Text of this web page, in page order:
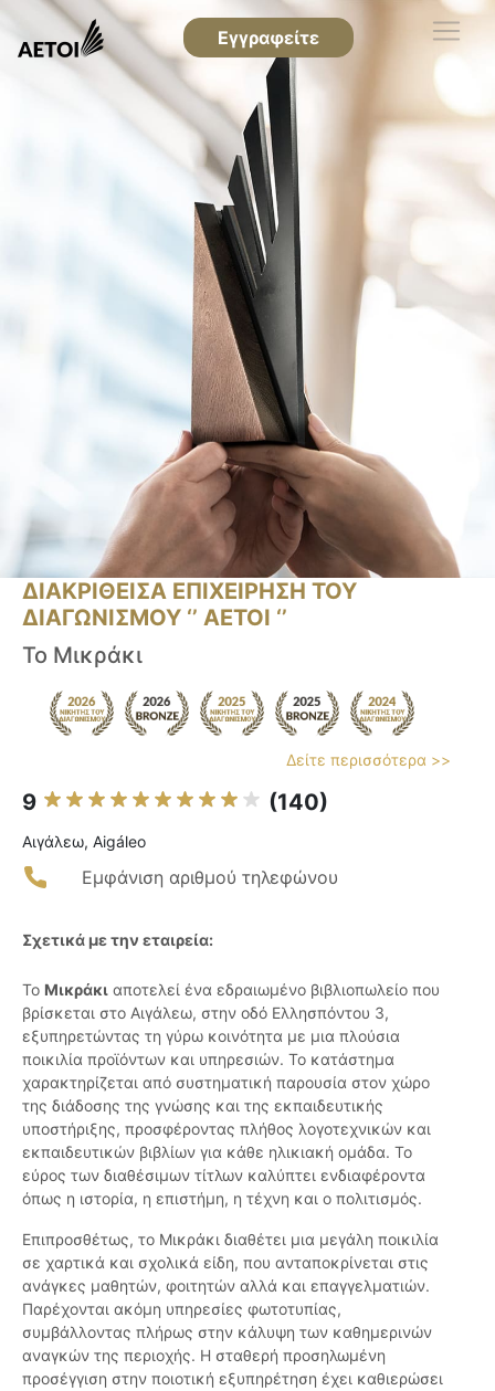
Εγγραφείτε
ΔΙΑΚΡΙΘΕΙΣΑ ΕΠΙΧΕΙΡΗΣΗ ΤΟΥ
ΔΙΑΓΩΝΙΣΜΟΥ ‘’ ΑΕΤΟΙ ‘’
Το Μικράκι
Δείτε περισσότερα >>
9 (140)
Αιγάλεω, Aigáleo
Εμφάνιση αριθμού τηλεφώνου
Σχετικά με την εταιρεία:
Το Μικράκι αποτελεί ένα εδραιωμένο βιβλιοπωλείο που
βρίσκεται στο Αιγάλεω, στην οδό Ελλησπόντου 3,
εξυπηρετώντας τη γύρω κοινότητα με μια πλούσια
ποικιλία προϊόντων και υπηρεσιών. Το κατάστημα
χαρακτηρίζεται από συστηματική παρουσία στον χώρο
της διάδοσης της γνώσης και της εκπαιδευτικής
υποστήριξης, προσφέροντας πλήθος λογοτεχνικών και
εκπαιδευτικών βιβλίων για κάθε ηλικιακή ομάδα. Το
εύρος των διαθέσιμων τίτλων καλύπτει ενδιαφέροντα
όπως η ιστορία, η επιστήμη, η τέχνη και ο πολιτισμός.
Επιπροσθέτως, το Μικράκι διαθέτει μια μεγάλη ποικιλία
σε χαρτικά και σχολικά είδη, που ανταποκρίνεται στις
ανάγκες μαθητών, φοιτητών αλλά και επαγγελματιών.
Παρέχονται ακόμη υπηρεσίες φωτοτυπίας,
συμβάλλοντας πλήρως στην κάλυψη των καθημερινών
αναγκών της περιοχής. Η σταθερή προσηλωμένη
προσέγγιση στην ποιοτική εξυπηρέτηση έχει καθιερώσει